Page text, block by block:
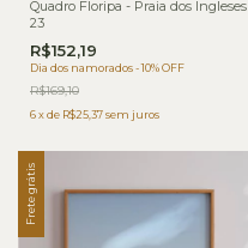
Quadro Floripa - Praia dos Ingleses
23
R$152,19
Dia dos namorados - 10% OFF
R$169,10
6xde R$25,37sem juros
Frete grátis